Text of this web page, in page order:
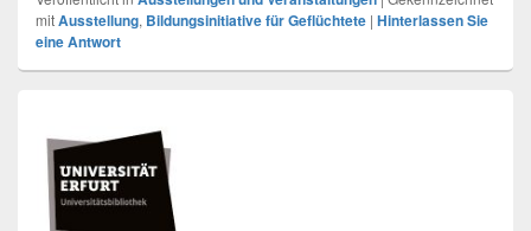
mitAusstellung, Bildungsinitiative für Geflüchtete | Hinterlassen Sie
eine Antwort
Widget-
Bereich